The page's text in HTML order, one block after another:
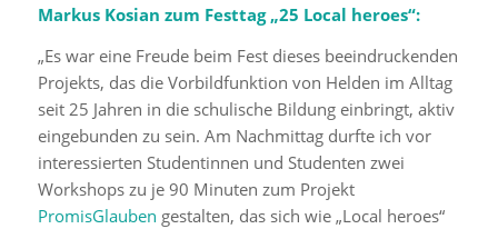
Markus Kosian zum Festtag „25 Local heroes“:
„Es war eine Freude beim Fest dieses beeindruckenden
Projekts, das die Vorbildfunktion von Helden im Alltag
seit 25 Jahren in die schulische Bildung einbringt, aktiv
eingebunden zu sein. Am Nachmittag durfte ich vor
interessierten Studentinnen und Studenten zwei
Workshops zu je 90 Minuten zum Projekt
PromisGlauben gestalten, das sich wie „Local heroes“